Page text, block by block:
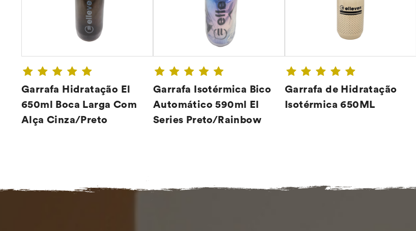
CONFIRA ➔
Garrafa Hidratação El
650ml Boca Larga Com
Alça Cinza/Preto
CONFIRA ➔
Garrafa Isotérmica Bico
Automático 590ml El
Series Preto/Rainbow
Garrafa de Hidratação
Isotérmica 650ML